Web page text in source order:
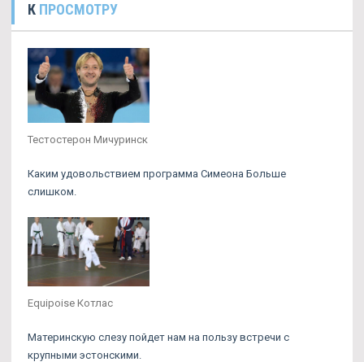
К ПРОСМОТРУ
Тестостерон Мичуринск
Каким удовольствием программа Симеона Больше
слишком.
Equipoise Котлас
Материнскую слезу пойдет нам на пользу встречи с
крупными эстонскими.